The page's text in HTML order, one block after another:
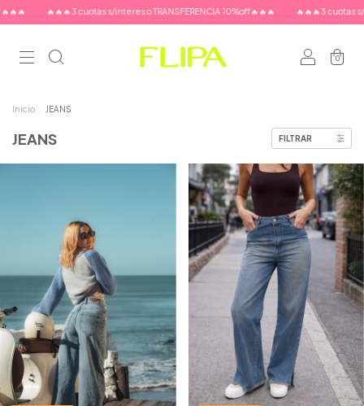
🔥🔥🔥3 cuotas s/interes o TRANSFERENCIA 10%off🔥🔥🔥 🔥🔥🔥3 cuotas s/
0
Inicio JEANS
JEANS FILTRAR